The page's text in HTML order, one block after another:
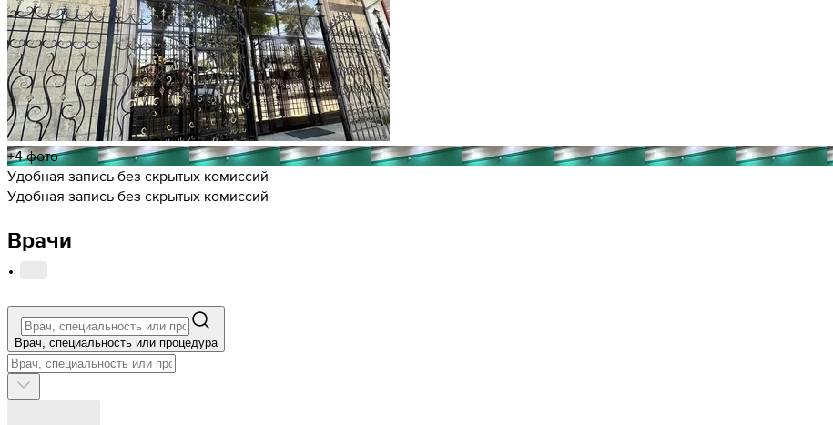
+4 фото
Удобная запись без скрытых комиссий
Удобная запись без скрытых комиссий
Врачи
·
Врач, специальность или процедура